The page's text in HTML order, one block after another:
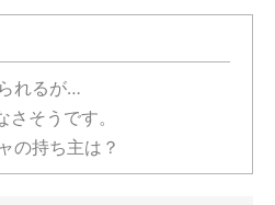
れるが…
さそうです。
の持ち主は？